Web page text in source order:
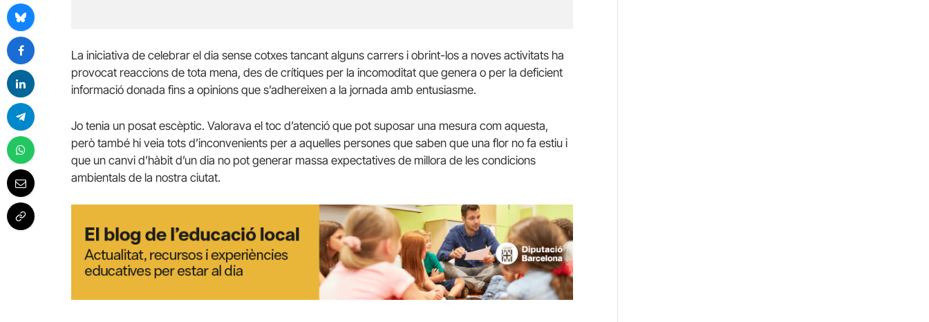
La iniciativa de celebrar el dia sense cotxes tancant alguns carrers i obrint-los a noves activitats ha
provocat reaccions de tota mena, des de crítiques per la incomoditat que genera o per la deficient
informació donada fins a opinions que s’adhereixen a la jornada amb entusiasme.
Jo tenia un posat escèptic. Valorava el toc d’atenció que pot suposar una mesura com aquesta,
però també hi veia tots d’inconvenients per a aquelles persones que saben que una flor no fa estiu i
que un canvi d’hàbit d’un dia no pot generar massa expectatives de millora de les condicions
ambientals de la nostra ciutat.